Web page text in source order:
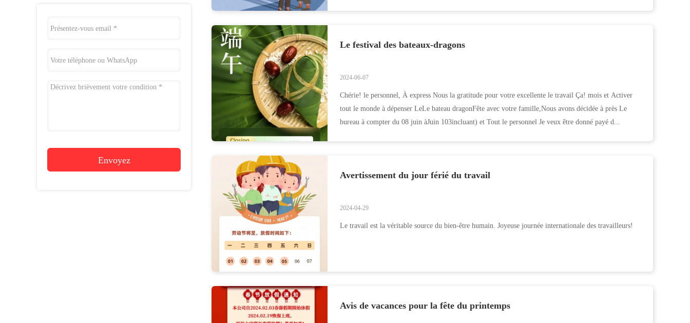
Envoyez
Le festival des bateaux-dragons
2024-06-07
Chérie! le personnel, À express Nous la gratitude pour votre excellente le travail Ça! mois et Activer
tout le monde à dépenser LeLe bateau dragonFête avec votre famille,Nous avons décidée à près Le
bureau à compter du 08 juin àJuin 103incluant) et Tout le personnel Je veux être donné payé d...
Avertissement du jour férié du travail
2024-04-29
Le travail est la véritable source du bien-être humain. Joyeuse journée internationale des travailleurs!
Avis de vacances pour la fête du printemps